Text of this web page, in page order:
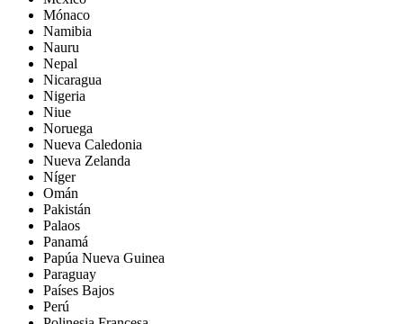
Mónaco
Namibia
Nauru
Nepal
Nicaragua
Nigeria
Niue
Noruega
Nueva Caledonia
Nueva Zelanda
Níger
Omán
Pakistán
Palaos
Panamá
Papúa Nueva Guinea
Paraguay
Países Bajos
Perú